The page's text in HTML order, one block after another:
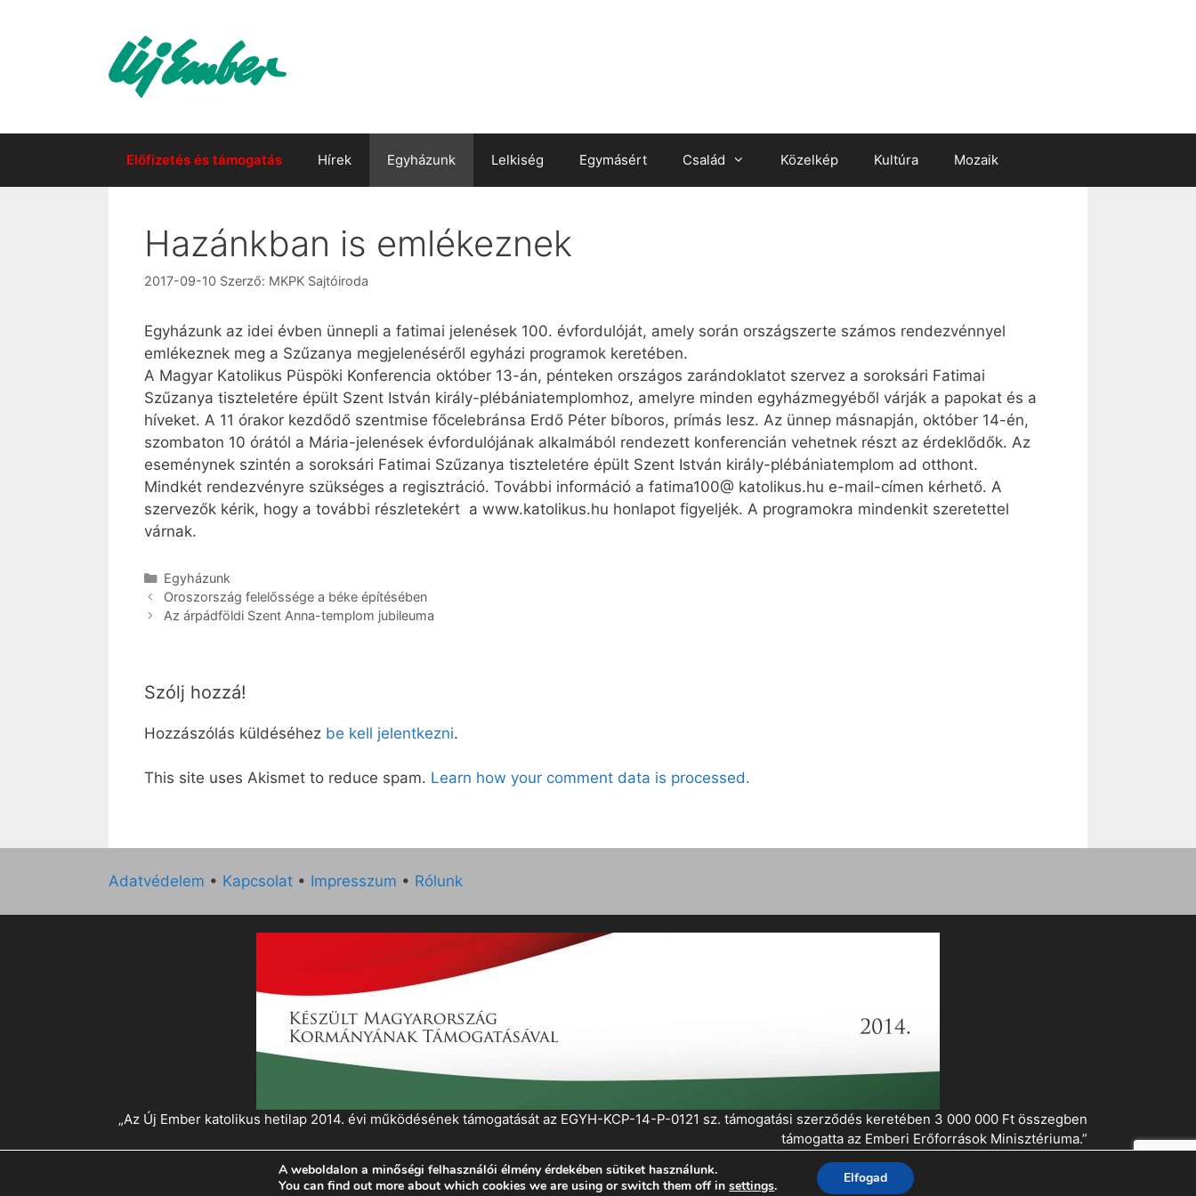
Előfizetés és támogatás Hírek Egyházunk Lelkiség Egymásért Család Közelkép Kultúra Mozaik
Hazánkban is emlékeznek
2017-09-10 Szerző: MKPK Sajtóiroda
Egyházunk az idei évben ünnepli a fatimai jelenések 100. évfordulóját, amely során országszerte számos rendezvénnyel
emlékeznek meg a Szűzanya megjelenéséről egyházi programok keretében.
A Magyar Katolikus Püspöki Konferencia október 13-án, pénteken országos zarándoklatot szervez a soroksári Fatimai
Szűzanya tiszteletére épült Szent István király-plébániatemplomhoz, amelyre minden egyházmegyéből várják a papokat és a
híveket. A 11 órakor kezdődő szentmise főcelebránsa Erdő Péter bíboros, prímás lesz. Az ünnep másnapján, október 14-én,
szombaton 10 órától a Mária-jelenések évfordulójának alkalmából rendezett konferencián vehetnek részt az érdeklődők. Az
eseménynek szintén a soroksári Fatimai Szűzanya tiszteletére épült Szent István király-plébániatemplom ad otthont.
Mindkét rendezvényre szükséges a regisztráció. További információ a fatima100@ katolikus.hu e-mail-címen kérhető. A
szervezők kérik, hogy a további részletekért a www.katolikus.hu honlapot figyeljék. A programokra mindenkit szeretettel
várnak.
Kategória
Egyházunk
Oroszország felelőssége a béke építésében
Az árpádföldi Szent Anna-templom jubileuma
Szólj hozzá!
Hozzászólás küldéséhez be kell jelentkezni.
This site uses Akismet to reduce spam. Learn how your comment data is processed.
Adatvédelem • Kapcsolat • Impresszum • Rólunk
„Az Új Ember katolikus hetilap 2014. évi működésének támogatását az EGYH-KCP-14-P-0121 sz. támogatási szerződés keretében 3 000 000 Ft összegben
támogatta az Emberi Erőforrások Minisztériuma.”
© 2026 Magyar Kurír - Új Ember• KészültGeneratePress
A weboldalon a minőségi felhasználói élmény érdekében sütiket használunk.
You can find out more about which cookies we are using or switch them off insettings. Elfogad